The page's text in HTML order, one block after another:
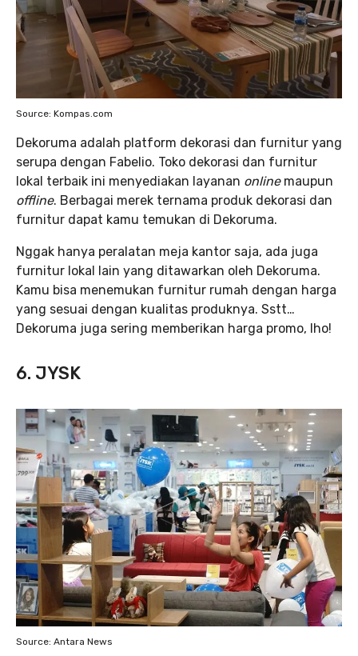
Source: Kompas.com
Dekoruma adalah platform dekorasi dan furnitur yang
serupa dengan Fabelio. Toko dekorasi dan furnitur
lokal terbaik ini menyediakan layanan online maupun
offline. Berbagai merek ternama produk dekorasi dan
furnitur dapat kamu temukan di Dekoruma.
Nggak hanya peralatan meja kantor saja, ada juga
furnitur lokal lain yang ditawarkan oleh Dekoruma.
Kamu bisa menemukan furnitur rumah dengan harga
yang sesuai dengan kualitas produknya. Sstt…
Dekoruma juga sering memberikan harga promo, lho!
6. JYSK
Source: Antara News